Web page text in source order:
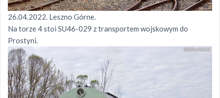
26.04.2022. Leszno Górne.
Na torze 4 stoi SU46-029 z transportem wojskowym do
Prostyni.